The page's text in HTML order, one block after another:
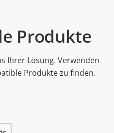
Produkte
Ihrer Lösung. Verwenden
Produkte zu finden.